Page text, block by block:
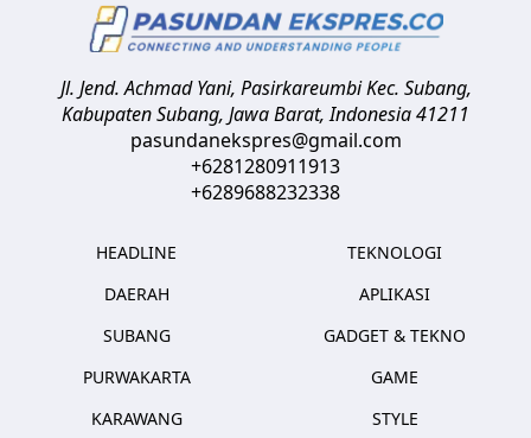
Jl. Jend. Achmad Yani, Pasirkareumbi Kec. Subang,
Kabupaten Subang, Jawa Barat,Indonesia41211
pasundanekspres@gmail.com
+6281280911913
+6289688232338
HEADLINE
DAERAH
SUBANG
PURWAKARTA
KARAWANG
TEKNOLOGI
APLIKASI
GADGET & TEKNO
GAME
STYLE